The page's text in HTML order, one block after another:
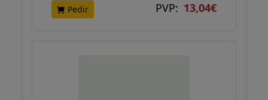
Pedir PVP: 13,04€